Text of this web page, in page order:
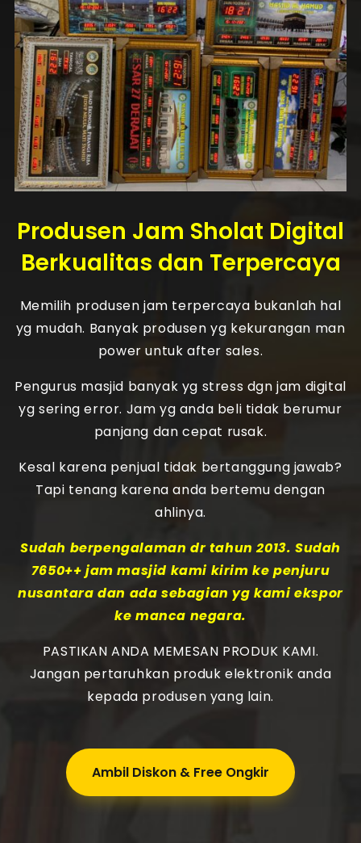
Produsen Jam Sholat Digital
Berkualitas dan Terpercaya
Memilih produsen jam terpercaya bukanlah hal
yg mudah. Banyak produsen yg kekurangan man
power untuk after sales.
Pengurus masjid banyak yg stress dgn jam digital
yg sering error. Jam yg anda beli tidak berumur
panjang dan cepat rusak.
Kesal karena penjual tidak bertanggung jawab?
Tapi tenang karena anda bertemu dengan
ahlinya.
Sudah berpengalaman dr tahun 2013. Sudah
7650++ jam masjid kami kirim ke penjuru
nusantara dan ada sebagian yg kami ekspor
ke manca negara.
PASTIKAN ANDA MEMESAN PRODUK KAMI.
Jangan pertaruhkan produk elektronik anda
kepada produsen yang lain.
Ambil Diskon & Free Ongkir